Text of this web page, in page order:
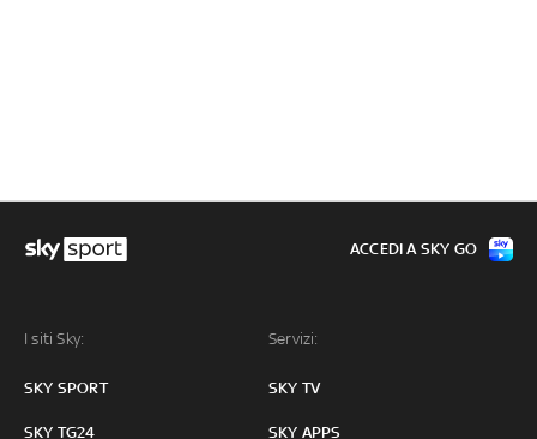
I siti Sky:
SKY SPORT
SKY TG24
Servizi:
SKY TV
SKY APPS
ACCEDI A SKY GO